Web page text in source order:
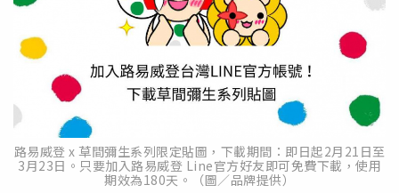
路易威登 x 草間彌生系列限定貼圖，下載期間：即日起2月21日至
3月23日。只要加入路易威登 Line官方好友即可免費下載，使用
期效為180天。（圖／品牌提供）